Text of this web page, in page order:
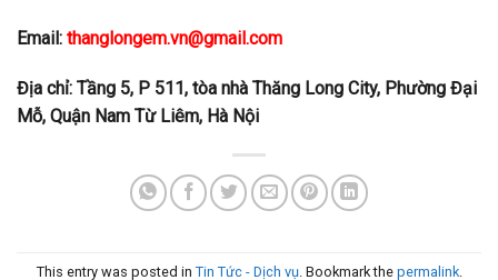
Email: thanglongem.vn@gmail.com
Địa chỉ: Tầng 5, P 511, tòa nhà Thăng Long City, Phường Đại
Mỗ, Quận Nam Từ Liêm, Hà Nội
This entry was posted in Tin Tức - Dịch vụ. Bookmark the permalink.